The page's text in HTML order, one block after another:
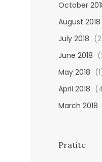
October
August 2018
July 2018
June 2018
May 2018
April 2018
March 2018
Pratite